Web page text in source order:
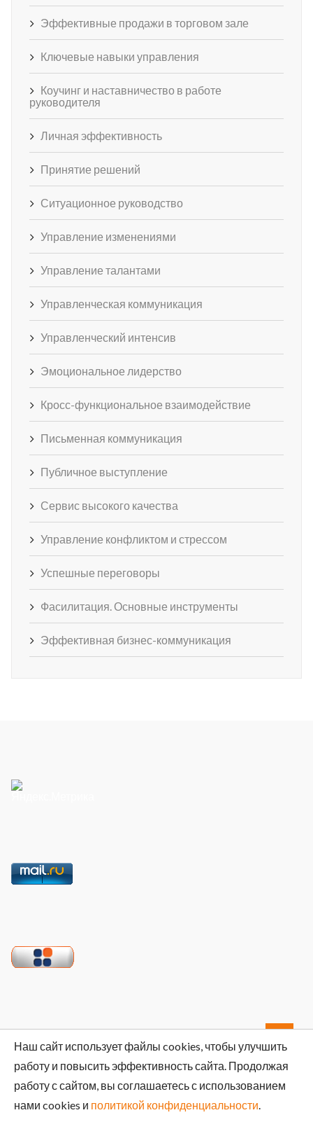
Эффективные продажи в торговом зале
Ключевые навыки управления
Коучинг и наставничество в работе
руководителя
Личная эффективность
Принятие решений
Ситуационное руководство
Управление изменениями
Управление талантами
Управленческая коммуникация
Управленческий интенсив
Эмоциональное лидерство
Кросс-функциональное взаимодействие
Письменная коммуникация
Публичное выступление
Сервис высокого качества
Управление конфликтом и стрессом
Успешные переговоры
Фасилитация. Основные инструменты
Эффективная бизнес-коммуникация
Найти:
Наш сайт использует файлы cookies, чтобы улучшить
работу и повысить эффективность сайта. Продолжая
работу с сайтом, вы соглашаетесь с использованием
нами cookies и политикой конфиденциальности.